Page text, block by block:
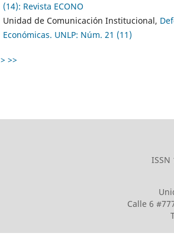
(14): Revista ECONO
Unidad de Comunicación Institucional,
Económicas. UNLP: Núm. 21 (11)
> >>
Calle 6